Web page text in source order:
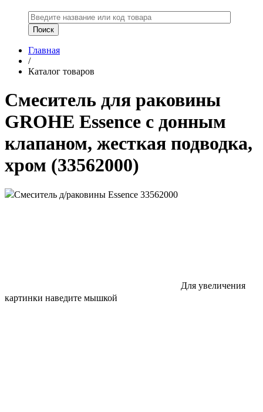
Главная
/
Каталог товаров
Смеситель для раковины
GROHE Essence с донным
клапаном, жесткая подводка,
хром (33562000)
Для увеличения
картинки наведите мышкой